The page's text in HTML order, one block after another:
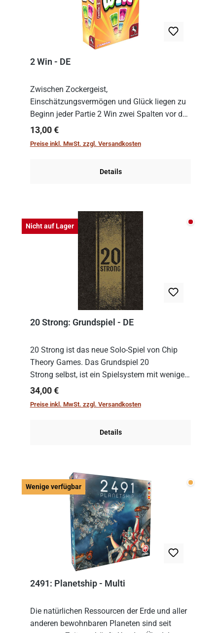
2 Win - DE
Zwischen Zockergeist,
Einschätzungsvermögen und Glück liegen zu
Beginn jeder Partie 2 Win zwei Spalten vor den
Spielenden aus, die es in die Höhe zu treiben
gilt. Doch das geht natürlich nur, solange man
Regulärer Preis:
13,00 €
Preise inkl. MwSt. zzgl. Versandkosten
Details
Nicht auf Lager Nicht
20 Strong: Grundspiel - DE
20 Strong ist das neue Solo-Spiel von Chip
Theory Games. Das Grundspiel 20
Strong selbst, ist ein Spielsystem mit wenigen,
einfachen Regeln. Um es zu spielen, muss es
immer mit einem Themenset ergänzt werden.
Regulärer Preis:
34,00 €
Preise inkl. MwSt. zzgl. Versandkosten
Details
Wenige verfügbar Wenige
2491: Planetship - Multi
Die natürlichen Ressourcen der Erde und aller
anderen bewohnbaren Planeten sind seit